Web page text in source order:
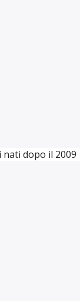
dopo il 2009